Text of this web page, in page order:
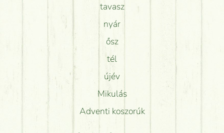
tavasz
nyár
ősz
tél
újév
Mikulás
Adventi koszorúk